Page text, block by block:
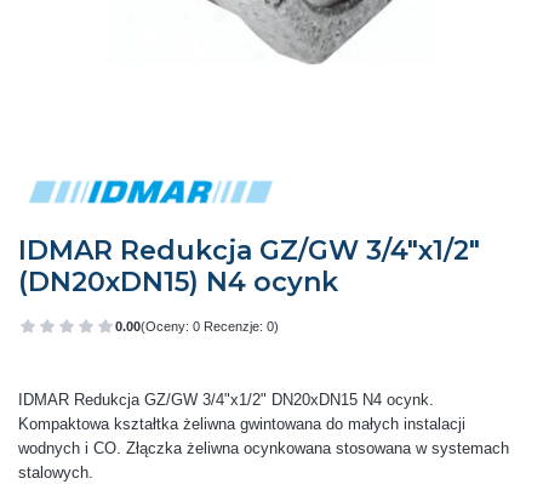
IDMAR Redukcja GZ/GW 3/4"x1/2"
(DN20xDN15) N4 ocynk
0.00(Oceny: 0 Recenzje: 0)
Przejdź do sekcji Opinie
IDMAR Redukcja GZ/GW 3/4"x1/2" DN20xDN15 N4 ocynk.
Kompaktowa kształtka żeliwna gwintowana do małych instalacji
wodnych i CO. Złączka żeliwna ocynkowana stosowana w systemach
stalowych.